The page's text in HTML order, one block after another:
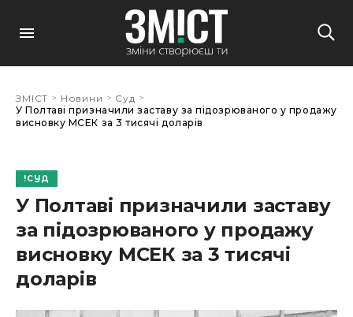
ЗМІСТ > Новини > Суд >
У Полтаві призначили заставу за підозрюваного у продажу
висновку МСЕК за 3 тисячі доларів
СУД
У Полтаві призначили заставу
за підозрюваного у продажу
висновку МСЕК за 3 тисячі
доларів